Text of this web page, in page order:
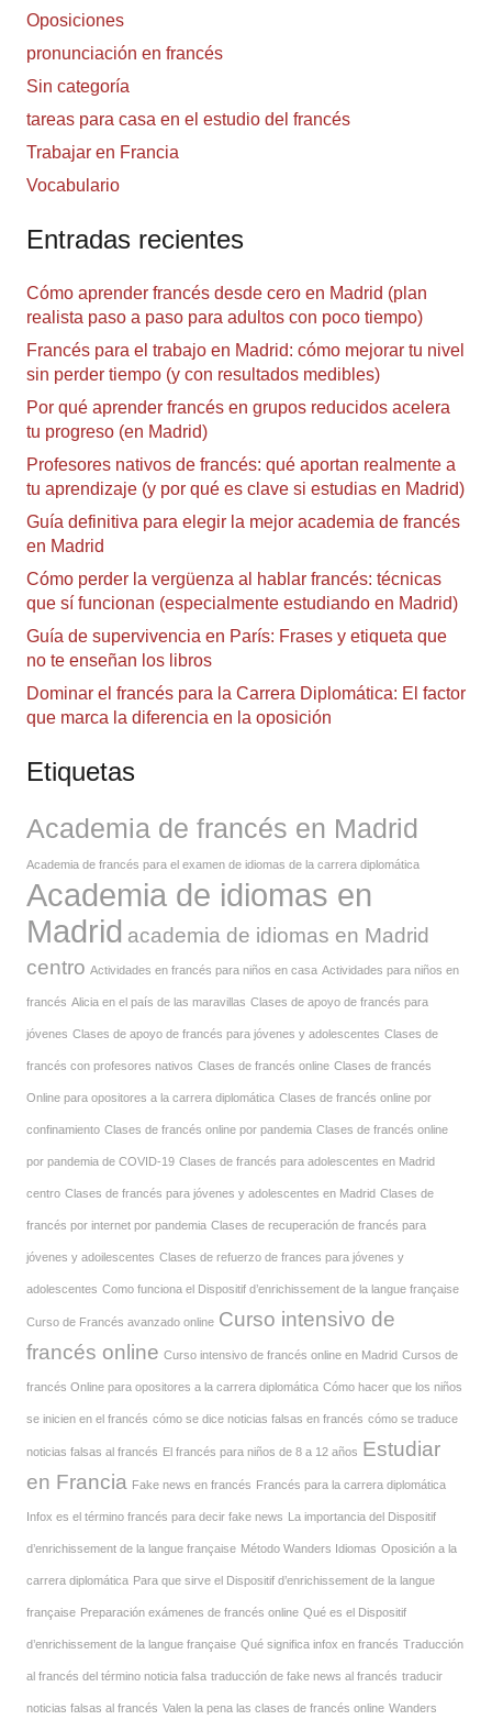
Oposiciones
pronunciación en francés
Sin categoría
tareas para casa en el estudio del francés
Trabajar en Francia
Vocabulario
Entradas recientes
Cómo aprender francés desde cero en Madrid (plan
realista paso a paso para adultos con poco tiempo)
Francés para el trabajo en Madrid: cómo mejorar tu nivel
sin perder tiempo (y con resultados medibles)
Por qué aprender francés en grupos reducidos acelera
tu progreso (en Madrid)
Profesores nativos de francés: qué aportan realmente a
tu aprendizaje (y por qué es clave si estudias en Madrid)
Guía definitiva para elegir la mejor academia de francés
en Madrid
Cómo perder la vergüenza al hablar francés: técnicas
que sí funcionan (especialmente estudiando en Madrid)
Guía de supervivencia en París: Frases y etiqueta que
no te enseñan los libros
Dominar el francés para la Carrera Diplomática: El factor
que marca la diferencia en la oposición
Etiquetas
Academia de francés en Madrid
Academia de francés para el examen de idiomas de la carrera diplomática
Academia de idiomas en
Madrid academia de idiomas en Madrid
centro Actividades en francés para niños en casa Actividades para niños en
francés Alicia en el país de las maravillas Clases de apoyo de francés para
jóvenes Clases de apoyo de francés para jóvenes y adolescentes Clases de
francés con profesores nativos Clases de francés online Clases de francés
Online para opositores a la carrera diplomática Clases de francés online por
confinamiento Clases de francés online por pandemia Clases de francés online
por pandemia de COVID-19 Clases de francés para adolescentes en Madrid
centro Clases de francés para jóvenes y adolescentes en Madrid Clases de
francés por internet por pandemia Clases de recuperación de francés para
jóvenes y adoilescentes Clases de refuerzo de frances para jóvenes y
adolescentes Como funciona el Dispositif d’enrichissement de la langue française
Curso de Francés avanzado online Curso intensivo de
francés online Curso intensivo de francés online en Madrid Cursos de
francés Online para opositores a la carrera diplomática Cómo hacer que los niños
se inicien en el francés cómo se dice noticias falsas en francés cómo se traduce
noticias falsas al francés El francés para niños de 8 a 12 años Estudiar
en Francia Fake news en francés Francés para la carrera diplomática
Infox es el término francés para decir fake news La importancia del Dispositif
d’enrichissement de la langue française Método Wanders Idiomas Oposición a la
carrera diplomática Para que sirve el Dispositif d’enrichissement de la langue
française Preparación exámenes de francés online Qué es el Dispositif
d’enrichissement de la langue française Qué significa infox en francés Traducción
al francés del término noticia falsa traducción de fake news al francés traducir
noticias falsas al francés Valen la pena las clases de francés online Wanders